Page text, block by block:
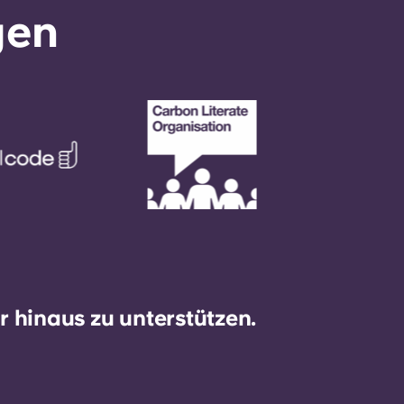
hinaus zu unterstützen.